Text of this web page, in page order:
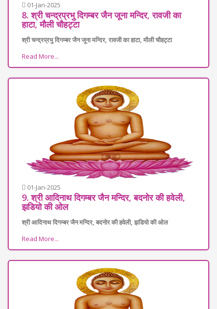
01-Jan-2025
8. श्री चन्द्रप्रभु दिगम्बर जैन जूना मन्दिर, रावजी का
हाटा, मौली चौहट्टा
श्री चन्द्रप्रभु दिगम्बर जैन जूना मन्दिर, रावजी का हाटा, मौली चौहट्टा
Read More...
01-Jan-2025
9. श्री आदिनाथ दिगम्बर जैन मन्दिर, बदनोर की हवेली,
झडियो की ओल
श्री आदिनाथ दिगम्बर जैन मन्दिर, बदनोर की हवेली, झडियो की ओल
Read More...